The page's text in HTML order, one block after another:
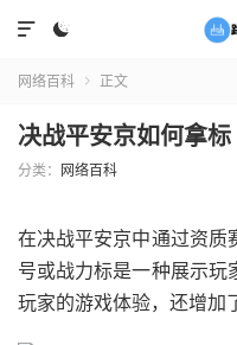


网络百科  正文
决战平安京如何拿标
分类： 网络百科
在决战平安京中通过资质
号或战力标是一种展示玩
玩家的游戏体验，还增加